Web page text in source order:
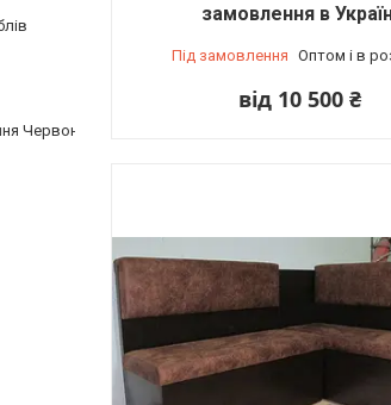
замовлення в
Під замовлення Оптом і в
від 10 500 ₴
Червоноткацька) спитати офіс меблевої фабрики